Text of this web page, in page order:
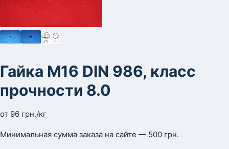
Гайка М16 DIN 986, класс
прочности 8.0
от 96 грн./кг
Минимальная сумма заказа на сайте — 500 грн.